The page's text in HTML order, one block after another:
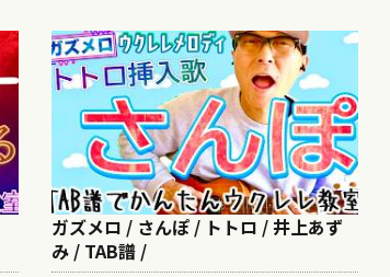
ガズメロ / さんぽ / トトロ / 井上あず
み / TAB譜 /